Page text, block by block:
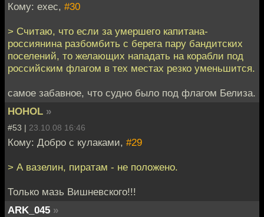
Кому: exec, #30
> Считаю, что если за умершего капитана-
россиянина разбомбить с берега пару бандитских
поселений, то желающих нападать на корабли под
российским флагом в тех местах резко уменьшится.
самое забавное, что судно было под флагом Белиза.
HOHOL »
#53 | 23.10.08 16:46
Кому: Добро с кулаками, #29
> А вазелин, пиратам - не положено.
Только мазь Вишневского!!!
ARK_045 »